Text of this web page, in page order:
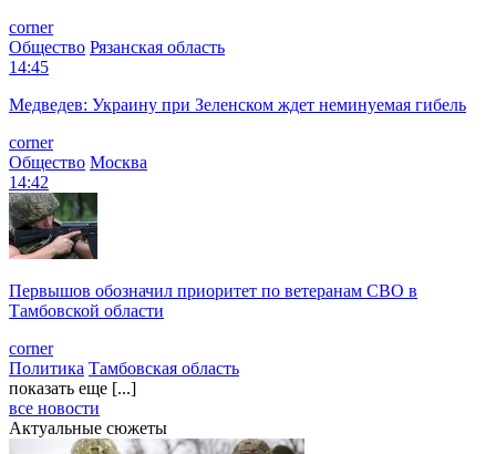
corner
Общество Рязанская область
14:45
Медведев: Украину при Зеленском ждет неминуемая гибель
corner
Общество Москва
14:42
Первышов обозначил приоритет по ветеранам СВО в
Тамбовской области
corner
Политика Тамбовская область
показать еще [...]
все новости
Актуальные сюжеты